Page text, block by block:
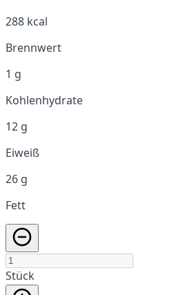
288 kcal
Brennwert
1 g
Kohlenhydrate
12 g
Eiweiß
26 g
Fett
Stück